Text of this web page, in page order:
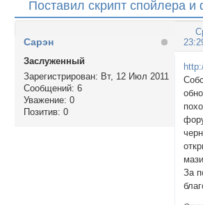
Поставил скрипт спойлера
Сарэн
Заслуженный
Зарегистрирован: Вт, 12 Июл 2011
Сообщений: 6
Уважение: 0
Позитив: 0
За